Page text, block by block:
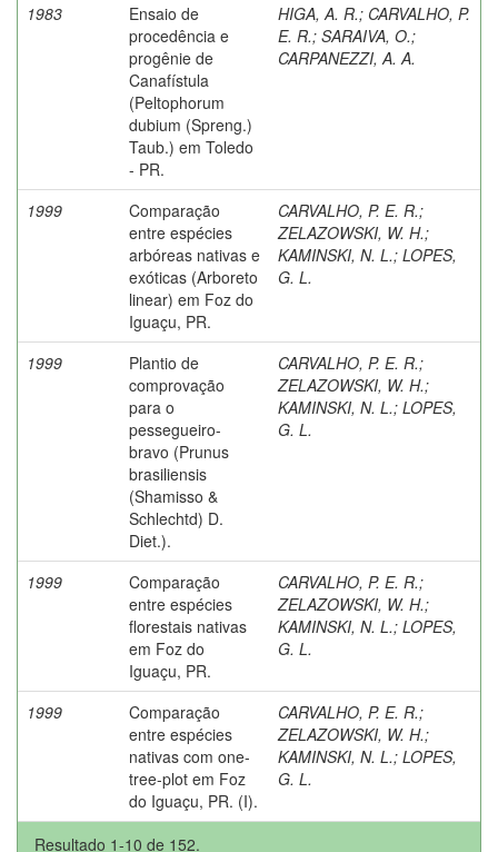
1983
Ensaio de
procedência e
progênie de
Canafístula
(Peltophorum
dubium (Spreng.)
Taub.) em Toledo
- PR.
HIGA, A. R.; CARVALHO, P.
E. R.; SARAIVA, O.;
CARPANEZZI, A. A.
1999
Comparação
entre espécies
arbóreas nativas e
exóticas (Arboreto
linear) em Foz do
Iguaçu, PR.
CARVALHO, P. E. R.;
ZELAZOWSKI, W. H.;
KAMINSKI, N. L.; LOPES,
G. L.
1999
Plantio de
comprovação
para o
pessegueiro-
bravo (Prunus
brasiliensis
(Shamisso &
Schlechtd) D.
Diet.).
CARVALHO, P. E. R.;
ZELAZOWSKI, W. H.;
KAMINSKI, N. L.; LOPES,
G. L.
1999
Comparação
entre espécies
florestais nativas
em Foz do
Iguaçu, PR.
CARVALHO, P. E. R.;
ZELAZOWSKI, W. H.;
KAMINSKI, N. L.; LOPES,
G. L.
1999
Comparação
entre espécies
nativas com one-
tree-plot em Foz
do Iguaçu, PR. (I).
CARVALHO, P. E. R.;
ZELAZOWSKI, W. H.;
KAMINSKI, N. L.; LOPES,
G. L.
Resultado 1-10 de 152.